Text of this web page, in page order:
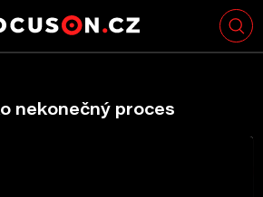
nekonečný proces